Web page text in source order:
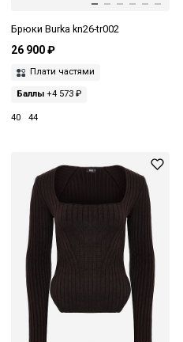
Брюки Burka kn26-tr002
26 900 ₽
Плати частями
Баллы +4 573 ₽
40 44